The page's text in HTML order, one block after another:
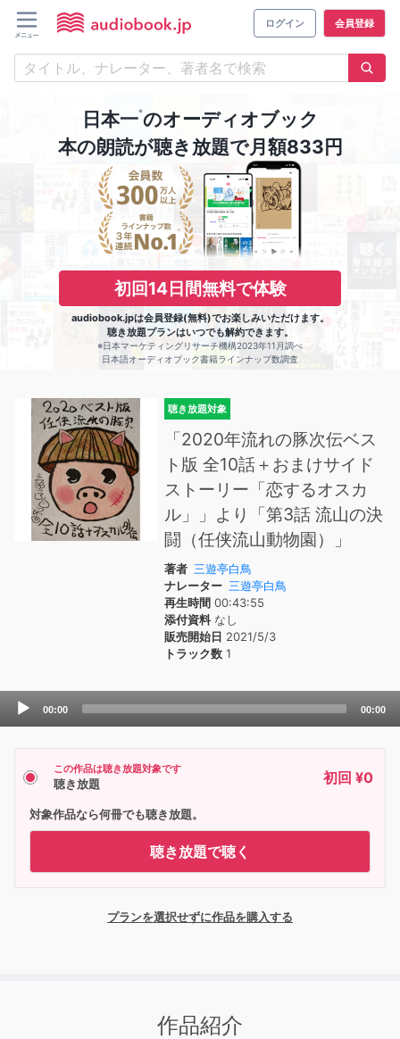
ログイン 会員登録
日本一※のオーディオブック
本の朗読が聴き放題で月額833円
初回14日間無料で体験
audiobook.jpは会員登録(無料)でお楽しみいただけます。
聴き放題プランはいつでも解約できます。
※日本マーケティングリサーチ機構2023年11月調べ
日本語オーディオブック書籍ラインナップ数調査
聴き放題対象
「2020年流れの豚次伝ベス
ト版 全10話＋おまけサイド
ストーリー「恋するオスカ
ル」」より「第3話 流山の決
闘（任侠流山動物園）」
著者 三遊亭白鳥
ナレーター 三遊亭白鳥
再生時間 00:43:55
添付資料なし
販売開始日 2021/5/3
トラック数 1
Audio
00:00 00:00
この作品は聴き放題対象です
聴き放題 初回 ¥0
対象作品なら何冊でも聴き放題。
聴き放題で聴く
プランを選択せずに作品を購入する
作品紹介